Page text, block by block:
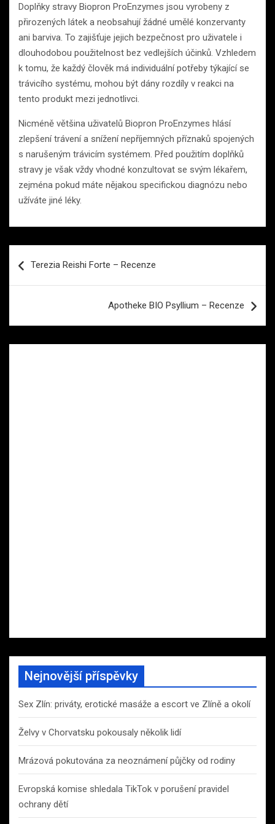
Doplňky stravy Biopron ProEnzymes jsou vyrobeny z
přirozených látek a neobsahují žádné umělé konzervanty
ani barviva. To zajišťuje jejich bezpečnost pro uživatele i
dlouhodobou použitelnost bez vedlejších účinků. Vzhledem
k tomu, že každý člověk má individuální potřeby týkající se
trávicího systému, mohou být dány rozdíly v reakci na
tento produkt mezi jednotlivci.
Nicméně většina uživatelů Biopron ProEnzymes hlásí
zlepšení trávení a snížení nepříjemných příznaků spojených
s narušeným trávicím systémem. Před použitím doplňků
stravy je však vždy vhodné konzultovat se svým lékařem,
zejména pokud máte nějakou specifickou diagnózu nebo
užíváte jiné léky.
pro
Terezia Reishi Forte – Recenze
Apotheke BIO Psyllium – Recenze
Nejnovější příspěvky
Sex Zlín: priváty, erotické masáže a escort ve Zlíně a okolí
Želvy v Chorvatsku pokousaly několik lidí
Mrázová pokutována za neoznámení půjčky od rodiny
Evropská komise shledala TikTok v porušení pravidel
ochrany dětí